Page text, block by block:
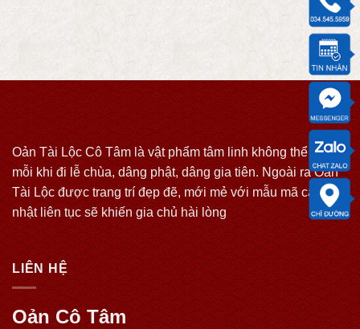
Oản Tài Lộc Cô Tâm là vật phẩm tâm linh không thể thiếu
mỗi khi đi lễ chùa, dâng phật, dâng gia tiên. Ngoài ra Oản
Tài Lộc được trang trí đẹp đẽ, mới mẻ với mẫu mã cập
nhật liên tục sẽ khiến gia chủ hài lòng
LIÊN HỆ
Oản Cô Tâm